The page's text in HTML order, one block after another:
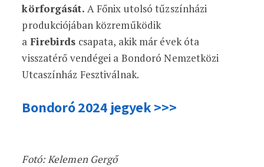
körforgását. A Főnix utolsó tűzszínházi
produkciójában közreműködik
a Firebirds csapata, akik már évek óta
visszatérő vendégei a Bondoró Nemzetközi
Utcaszínház Fesztiválnak.
Bondoró 2024 jegyek >>>
Fotó: Kelemen Gergő